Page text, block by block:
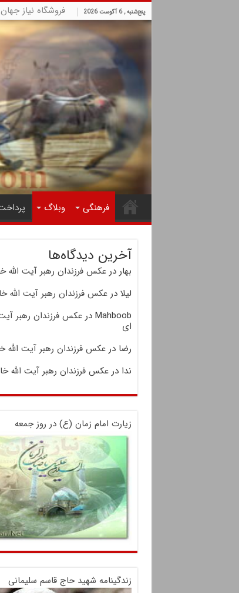
پنج‌شنبه , 6 آگوست 2026 فروشگاه نیاز جهان
فرهنگی وبلاگ
آخرین دیدگاه‌ها
بهار درعکس فرزندان رهبر آیت الله
لیلا درعکس فرزندان رهبر آیت الله
Mahboob درعکس فرزندان رهبر آیت
ای
رضا درعکس فرزندان رهبر آیت الله
ندا درعکس فرزندان رهبر آیت الله
زیارت امام زمان (ع) در روز جمعه
زندگینامه شهید حاج قاسم سلیمانی